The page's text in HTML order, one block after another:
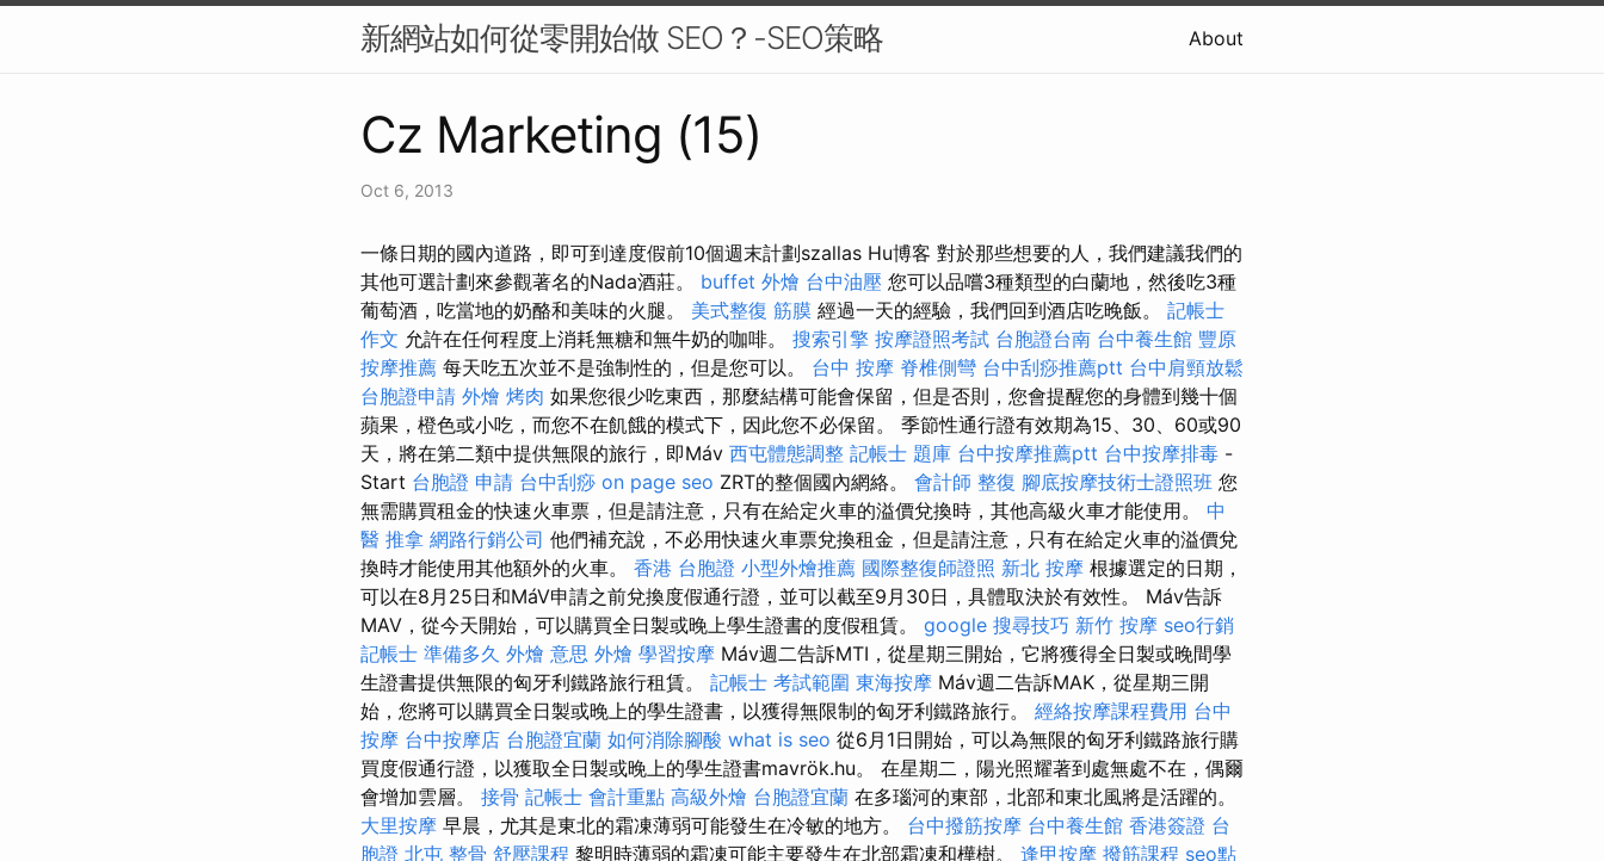
新網站如何從零開始做 SEO？-SEO策略 About
Cz Marketing (15)
Oct 6, 2013
一條日期的國內道路，即可到達度假前10個週末計劃szallas Hu博客 對於那些想要的人，我們建議我們的
其他可選計劃來參觀著名的Nada酒莊。 buffet 外燴 台中油壓 您可以品嚐3種類型的白蘭地，然後吃3種
葡萄酒，吃當地的奶酪和美味的火腿。 美式整復 筋膜 經過一天的經驗，我們回到酒店吃晚飯。 記帳士
作文 允許在任何程度上消耗無糖和無牛奶的咖啡。 搜索引擎 按摩證照考試 台胞證台南 台中養生館 豐原
按摩推薦 每天吃五次並不是強制性的，但是您可以。 台中 按摩 脊椎側彎 台中刮痧推薦ptt 台中肩頸放鬆
台胞證申請 外燴 烤肉 如果您很少吃東西，那麼結構可能會保留，但是否則，您會提醒您的身體到幾十個
蘋果，橙色或小吃，而您不在飢餓的模式下，因此您不必保留。 季節性通行證有效期為15、30、60或90
天，將在第二類中提供無限的旅行，即Máv 西屯體態調整 記帳士 題庫 台中按摩推薦ptt 台中按摩排毒 -
Start 台胞證 申請 台中刮痧 on page seo ZRT的整個國內網絡。 會計師 整復 腳底按摩技術士證照班 您
無需購買租金的快速火車票，但是請注意，只有在給定火車的溢價兌換時，其他高級火車才能使用。 中
醫 推拿 網路行銷公司 他們補充說，不必用快速火車票兌換租金，但是請注意，只有在給定火車的溢價兌
換時才能使用其他額外的火車。 香港 台胞證 小型外燴推薦 國際整復師證照 新北 按摩 根據選定的日期，
可以在8月25日和MáV申請之前兌換度假通行證，並可以截至9月30日，具體取決於有效性。 Máv告訴
MAV，從今天開始，可以購買全日製或晚上學生證書的度假租賃。 google 搜尋技巧 新竹 按摩 seo行銷
記帳士 準備多久 外燴 意思 外燴 學習按摩 Máv週二告訴MTI，從星期三開始，它將獲得全日製或晚間學
生證書提供無限的匈牙利鐵路旅行租賃。 記帳士 考試範圍 東海按摩 Máv週二告訴MAK，從星期三開
始，您將可以購買全日製或晚上的學生證書，以獲得無限制的匈牙利鐵路旅行。 經絡按摩課程費用 台中
按摩 台中按摩店 台胞證宜蘭 如何消除腳酸 what is seo 從6月1日開始，可以為無限的匈牙利鐵路旅行購
買度假通行證，以獲取全日製或晚上的學生證書mavrök.hu。 在星期二，陽光照耀著到處無處不在，偶爾
會增加雲層。 接骨 記帳士 會計重點 高級外燴 台胞證宜蘭 在多瑙河的東部，北部和東北風將是活躍的。
大里按摩 早晨，尤其是東北的霜凍薄弱可能發生在冷敏的地方。 台中撥筋按摩 台中養生館 香港簽證 台
胞證 北屯 整骨 舒壓課程 黎明時薄弱的霜凍可能主要發生在北部霜凍和樺樹。 逢甲按摩 撥筋課程 seo點